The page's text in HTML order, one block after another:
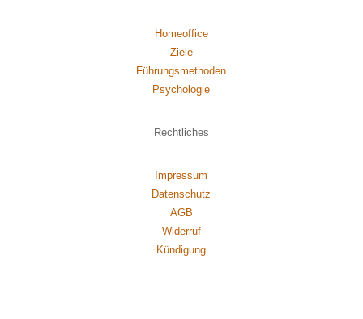
Homeoffice
Ziele
Führungsmethoden
Psychologie
Rechtliches
Impressum
Datenschutz
AGB
Widerruf
Kündigung